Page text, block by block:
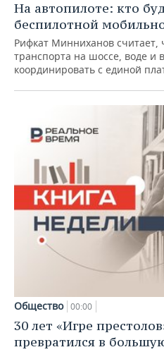
На автопилоте: кто
беспилотной
Рифкат Минниханов считает,
транспорта на шоссе, воде и
координировать с единой
Общество 00:00
30 лет «Игре
превратился в